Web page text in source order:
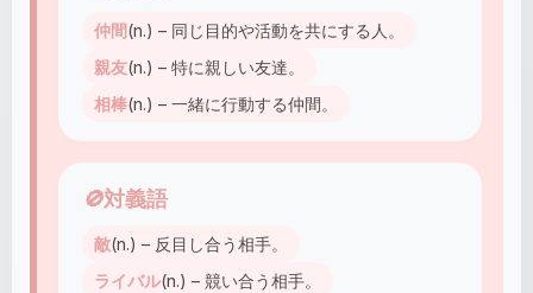
仲間(n.) – 同じ目的や活動を共にする人。
親友(n.) – 特に親しい友達。
相棒(n.) – 一緒に行動する仲間。
🚫対義語
敵(n.) – 反目し合う相手。
ライバル(n.) – 競い合う相手。